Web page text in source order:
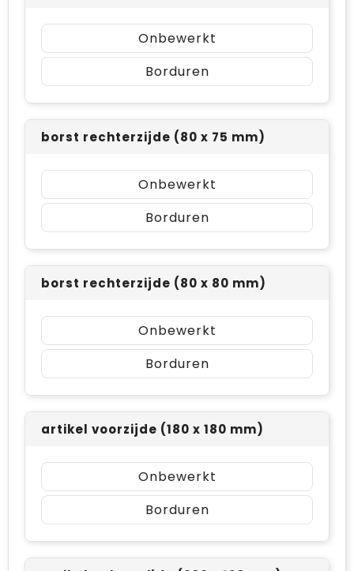
Onbewerkt
Borduren
borst rechterzijde (80 x 75 mm)
Onbewerkt
Borduren
borst rechterzijde (80 x 80 mm)
Onbewerkt
Borduren
artikel voorzijde (180 x 180 mm)
Onbewerkt
Borduren